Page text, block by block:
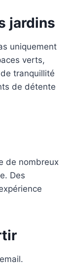
jardins
uniquement
verts,
tranquillité
de détente
de nombreux
Des